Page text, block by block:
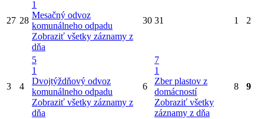
27 28
1
Mesačný odvoz
komunálneho odpadu
Zobraziť všetky záznamy z
dňa
30 31 1 2
3 4
5
1
Dvojtýždňový odvoz
komunálneho odpadu
Zobraziť všetky záznamy z
dňa
6
7
1
Zber plastov z
domácností
Zobraziť všetky
záznamy z dňa
8 9